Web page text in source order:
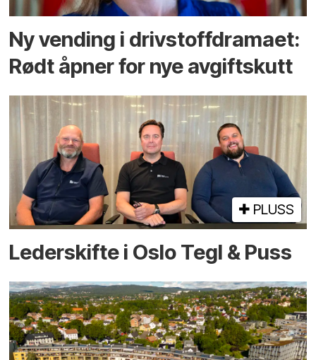
Ny vending i drivstoffdramaet:
Rødt åpner for nye avgiftskutt
PLUSS
Lederskifte i Oslo Tegl & Puss